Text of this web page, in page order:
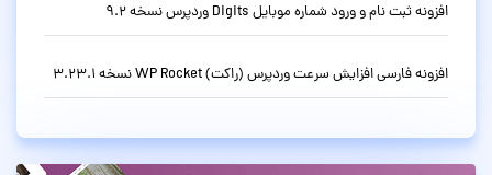
افزونه ثبت نام و ورود شماره موبایل Digits وردپرس نسخه 9.2
افزونه فارسی افزایش سرعت وردپرس (راکت) WP Rocket نسخه 3.23.1